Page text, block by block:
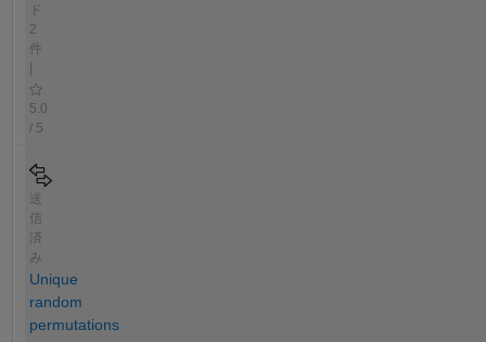
ド
2
件
|
5.0
/ 5
送
信
済
み
Unique
random
permutations